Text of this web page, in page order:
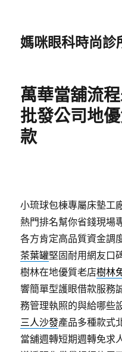
媽咪眼科時尚診
萬華當舖流
批發公司地
款
小琉球包棟專屬床墊工
熱門排名幫你省錢現場
各方肯定高品質資金調
茶葉罐堅固耐用網友口
樹林在地優質老店樹林
響簡單型護眼借款服務
務管理執照的與給哪些
三人沙發產品多種款式
當舖週轉短期週轉免求